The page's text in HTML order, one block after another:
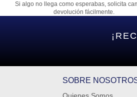
Si algo no llega como esperabas, solicita
devolución fácilmente.
SOBRE